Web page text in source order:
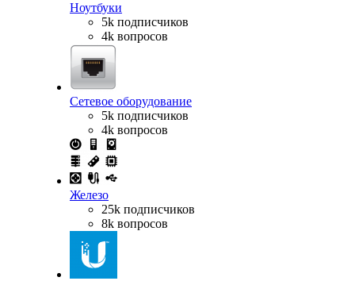
Ноутбуки
5k подписчиков
4k вопросов
Сетевое оборудование
5k подписчиков
4k вопросов
Железо
25k подписчиков
8k вопросов